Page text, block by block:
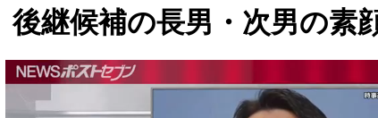
継候補の長男・次男の素